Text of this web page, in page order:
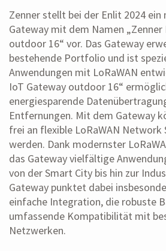
Zenner stellt bei der Enlit 2024 ein
Gateway mit dem Namen „Zenner
outdoor 16“ vor. Das Gateway
bestehende Portfolio und ist
Anwendungen mit LoRaWAN
IoT Gateway outdoor 16“
energiesparende
Entfernungen. Mit dem Gateway
frei an flexible LoRaWAN Network
werden. Dank modernster
das Gateway vielfältige
von der Smart City bis hin zur
Gateway punktet dabei
einfache Integration, die robuste
umfassende Kompatibilität mit
Netzwerken.